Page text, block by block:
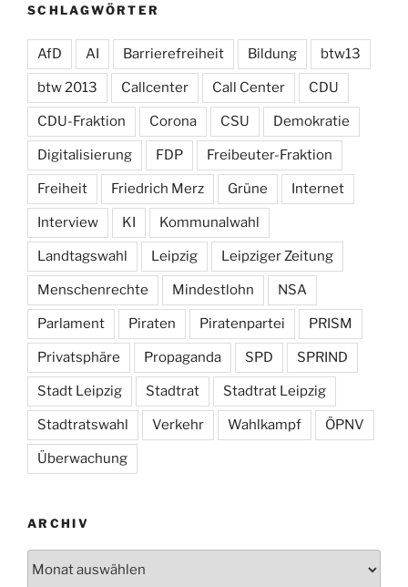
SCHLAGWÖRTER
AfD AI Barrierefreiheit Bildung btw13
btw 2013 Callcenter Call Center CDU
CDU-Fraktion Corona CSU Demokratie
Digitalisierung FDP Freibeuter-Fraktion
Freiheit Friedrich Merz Grüne Internet
Interview KI Kommunalwahl
Landtagswahl Leipzig Leipziger Zeitung
Menschenrechte Mindestlohn NSA
Parlament Piraten Piratenpartei PRISM
Privatsphäre Propaganda SPD SPRIND
Stadt Leipzig Stadtrat Stadtrat Leipzig
Stadtratswahl Verkehr Wahlkampf ÖPNV
Überwachung
ARCHIV